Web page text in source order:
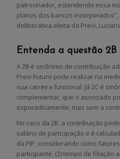
patrocinador, estendendo essa
planos dos bancos
deliberativa eleita da Previ,
Entenda a questão 2B
A 2B é sinônimo de contribuição
Previ Futuro pode realizar na
sua carreira funcional. Já 2C é
complementar, que o associado
esporadicamente, mas sem a
No caso da 2B, a contribuição
salário de participação e é
da PIP, considerando como
participante, (2) tempo de filiação